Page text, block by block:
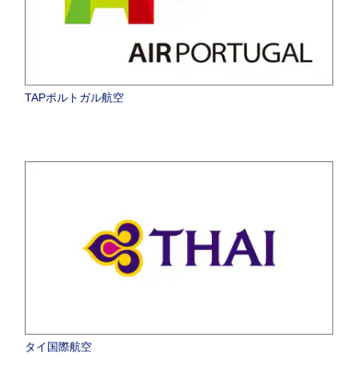
TAPポルトガル航空
タイ国際航空